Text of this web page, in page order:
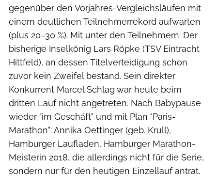
gegenüber den Vorjahres-Vergleichsläufen mit
einem deutlichen Teilnehmerrekord aufwarten
(plus 20–30 %). Mit unter den Teilnehmern: Der
bisherige Inselkönig Lars Röpke (TSV Eintracht
Hittfeld), an dessen Titelverteidigung schon
zuvor kein Zweifel bestand. Sein direkter
Konkurrent Marcel Schlag war heute beim
dritten Lauf nicht angetreten. Nach Babypause
wieder "im Geschäft" und mit Plan "Paris-
Marathon": Annika Oettinger (geb. Krull),
Hamburger Laufladen, Hamburger Marathon-
Meisterin 2018, die allerdings nicht für die Serie,
sondern nur für den heutigen Einzellauf antrat.